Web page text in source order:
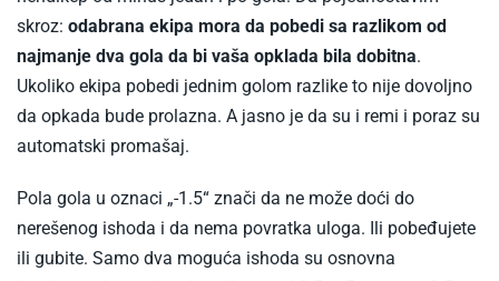
skroz: odabrana ekipa mora da pobedi sa razlikom od
najmanje dva gola da bi vaša opklada bila dobitna.
Ukoliko ekipa pobedi jednim golom razlike to nije dovoljno
da opkada bude prolazna. A jasno je da su i remi i poraz su
automatski promašaj.
Pola gola u oznaci „-1.5“ znači da ne može doći do
nerešenog ishoda i da nema povratka uloga. Ili pobeđujete
ili gubite. Samo dva moguća ishoda su osnovna